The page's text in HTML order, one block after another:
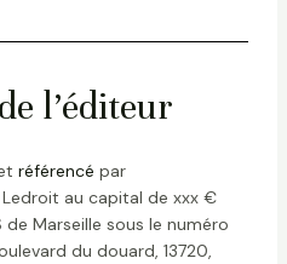
l’éditeur
référencé par
au capital de xxx €
Marseille sous le numéro
du douard, 13720,